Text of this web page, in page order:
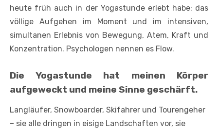
heute früh auch in der Yogastunde erlebt habe: das
völlige Aufgehen im Moment und im intensiven,
simultanen Erlebnis von Bewegung, Atem, Kraft und
Konzentration. Psychologen nennen es Flow.
Die Yogastunde hat meinen Körper
aufgeweckt und meine Sinne geschärft.
Langläufer, Snowboarder, Skifahrer und Tourengeher
– sie alle dringen in eisige Landschaften vor, sie